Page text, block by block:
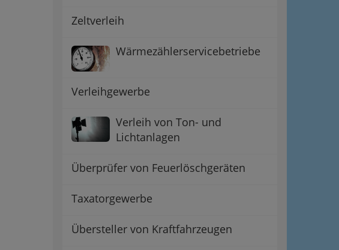
Zeltverleih
Wärmezählerservicebetriebe
Verleihgewerbe
Verleih von Ton- und
Lichtanlagen
Überprüfer von Feuerlöschgeräten
Taxatorgewerbe
Übersteller von Kraftfahrzeugen